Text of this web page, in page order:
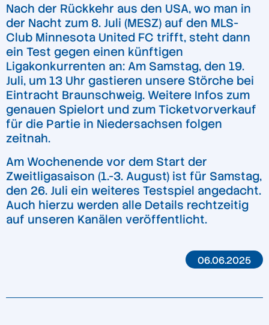
Nach der Rückkehr aus den USA, wo man in
der Nacht zum 8. Juli (MESZ) auf den MLS-
Club Minnesota United FC trifft, steht dann
ein Test gegen einen künftigen
Ligakonkurrenten an: Am Samstag, den 19.
Juli, um 13 Uhr gastieren unsere Störche bei
Eintracht Braunschweig. Weitere Infos zum
genauen Spielort und zum Ticketvorverkauf
für die Partie in Niedersachsen folgen
zeitnah.
Am Wochenende vor dem Start der
Zweitligasaison (1.-3. August) ist für Samstag,
den 26. Juli ein weiteres Testspiel angedacht.
Auch hierzu werden alle Details rechtzeitig
auf unseren Kanälen veröffentlicht.
06.06.2025